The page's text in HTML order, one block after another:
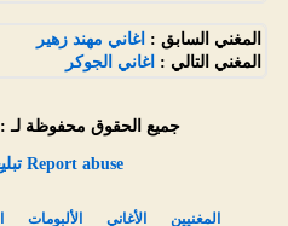
المغني السابق : اغاني مهند زهير
المغني التالي : اغاني الجوكر
جميع الحقوق محفوظة لـ :
Report abuse تبليغ عن مخالفة
المغنيين الأغاني الألبومات